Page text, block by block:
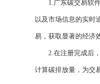
1.广东碳交易软
以及市场信息的实时
易，获取显著的经济
2.在注册完成后
计算碳排放量，为交